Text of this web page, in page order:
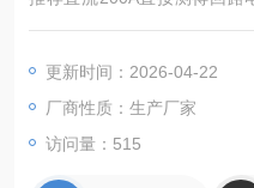
高。
更新时间：2026-04-22
厂商性质：生产厂家
访问量：515